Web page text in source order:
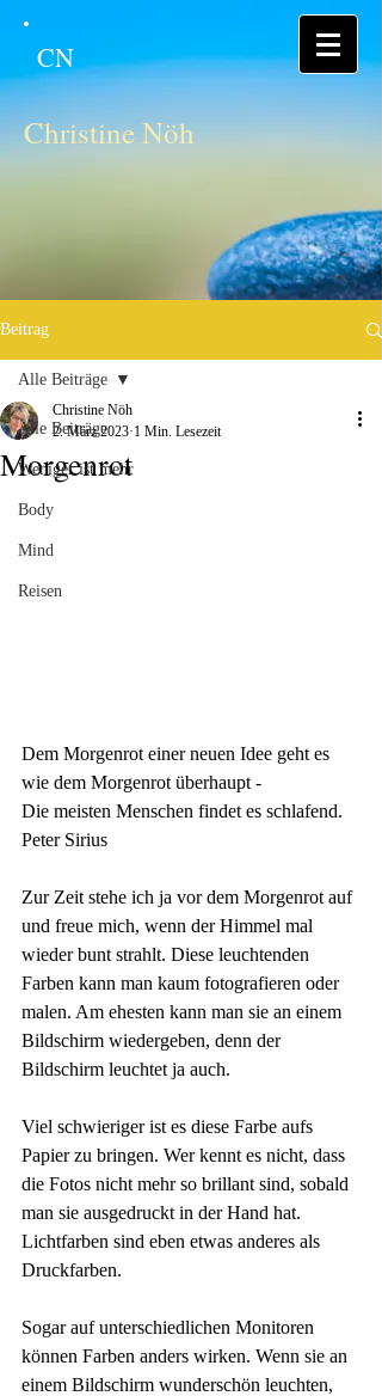
CN
Christine Nöh
Beitrag
Alle Beiträge
Weniger ist mehr
Body
Mind
Reisen
Alle Beiträge
Morgenrot
Christine Nöh
2. März 2023 1 Min. Lesezeit
Dem Morgenrot einer neuen Idee geht es
wie dem Morgenrot überhaupt -
Die meisten Menschen findet es schlafend.
Peter Sirius
Zur Zeit stehe ich ja vor dem Morgenrot auf
und freue mich, wenn der Himmel mal
wieder bunt strahlt. Diese leuchtenden
Farben kann man kaum fotografieren oder
malen. Am ehesten kann man sie an einem
Bildschirm wiedergeben, denn der
Bildschirm leuchtet ja auch.
Viel schwieriger ist es diese Farbe aufs
Papier zu bringen. Wer kennt es nicht, dass
die Fotos nicht mehr so brillant sind, sobald
man sie ausgedruckt in der Hand hat.
Lichtfarben sind eben etwas anderes als
Druckfarben.
Sogar auf unterschiedlichen Monitoren
können Farben anders wirken. Wenn sie an
einem Bildschirm wunderschön leuchten,